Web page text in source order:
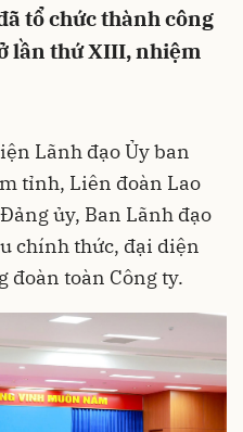
tổ chức thành công
lần thứ XIII, nhiệm
Lãnh đạo Ủy ban
tỉnh, Liên đoàn Lao
ủy, Ban Lãnh đạo
chính thức, đại diện
đoàn toàn Công ty.